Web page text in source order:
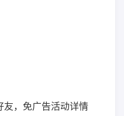
友，免广告活动详情